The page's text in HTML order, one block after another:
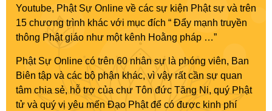
Youtube, Phật Sự Online về các sự kiện Phật sự và trên
15 chương trình khác với mục đích “ Đẩy mạnh truyền
thông Phật giáo như một kênh Hoằng pháp …”
Phật Sự Online có trên 60 nhân sự là phóng viên, Ban
Biên tập và các bộ phận khác, vì vậy rất cần sự quan
tâm chia sẻ, hỗ trợ của chư Tôn đức Tăng Ni, quý Phật
tử và quý vị yêu mến Đạo Phật để có được kinh phí